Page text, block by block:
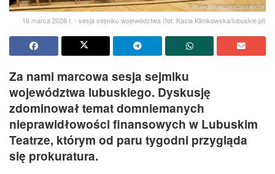
16 marca 2026 r. - sesja sejmiku województwa (fot. Kasia Klimkowska/lubuskie.pl)
Za nami marcowa sesja sejmiku
województwa lubuskiego. Dyskusję
zdominował temat domniemanych
nieprawidłowości finansowych w Lubuskim
Teatrze, którym od paru tygodni przygląda
się prokuratura.